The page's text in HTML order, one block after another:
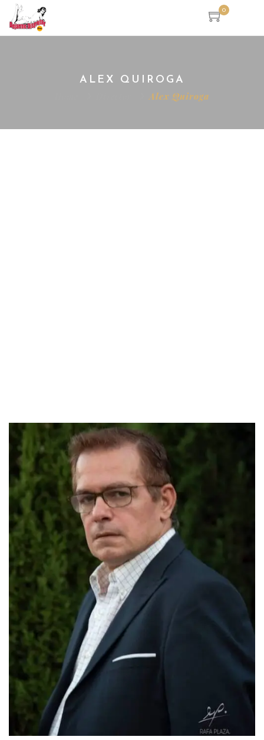
0
ALEX QUIROGA
Alex Quiroga